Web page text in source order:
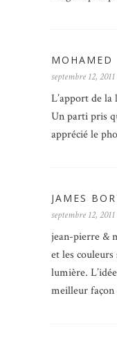
MOHAMED
septembre 12,
L’apport de
Un parti pris
apprécié le
JAMES
septembre 12,
jean-pierre &
et les
lumière.
meilleur